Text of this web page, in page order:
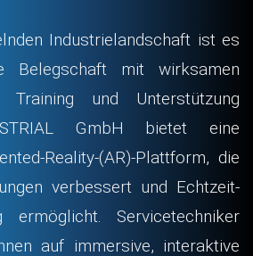
Industrielandschaft ist es
Belegschaft mit wirksamen
Training und Unterstützung
GmbH bietet eine
Reality-(AR)-Plattform, die
verbessert und Echtzeit-
ermöglicht. Servicetechniker
auf immersive, interaktive